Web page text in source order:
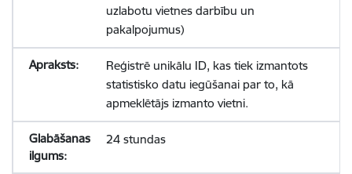
uzlabotu vietnes darbību un
pakalpojumus)
Reģistrē unikālu ID, kas tiek izmantots
statistisko datu iegūšanai par to, kā
apmeklētājs izmanto vietni.
24 stundas